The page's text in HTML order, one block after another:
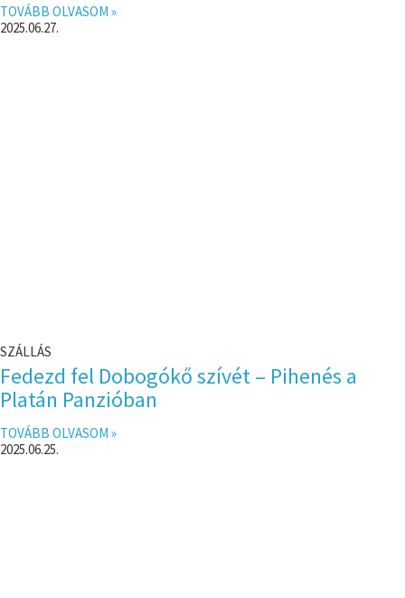
TOVÁBB OLVASOM »
2025.06.27.
SZÁLLÁS
Fedezd fel Dobogókő szívét – Pihenés a
Platán Panzióban
TOVÁBB OLVASOM »
2025.06.25.